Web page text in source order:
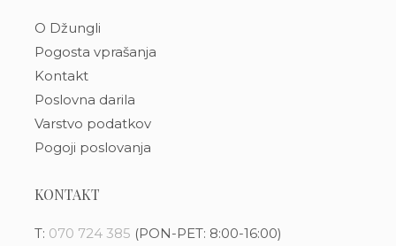
O Džungli
Pogosta vprašanja
Kontakt
Poslovna darila
Varstvo podatkov
Pogoji poslovanja
KONTAKT
T: 070 724 385 (PON-PET: 8:00-16:00)